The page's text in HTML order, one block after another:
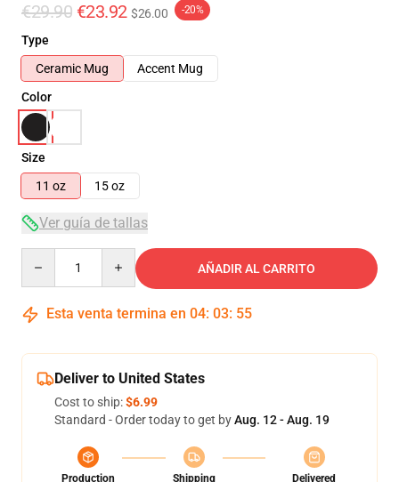
€29.90 €23.92 $26.00 -20%
Type
Ceramic Mug
Accent Mug
Color
Size
11 oz
15 oz
Ver guía de tallas
AÑADIR AL CARRITO
Esta venta termina en 04: 03: 55
Deliver to United States
Cost to ship:$6.99
Standard - Order today to get byAug. 12 - Aug. 19
Production
Shipping
Delivered